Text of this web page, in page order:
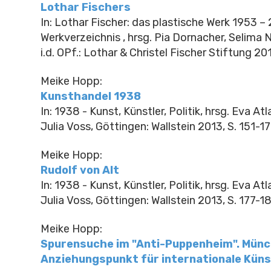
Lothar Fischers
In: Lothar Fischer: das plastische Werk 1953 –
Werkverzeichnis , hrsg. Pia Dornacher, Selima
i.d. OPf.: Lothar & Christel Fischer Stiftung
Meike Hopp:
Kunsthandel 1938
In: 1938 - Kunst, Künstler, Politik, hrsg. Eva
Julia Voss, Göttingen: Wallstein 2013, S. 151-
Meike Hopp:
Rudolf von Alt
In: 1938 - Kunst, Künstler, Politik, hrsg. Eva
Julia Voss, Göttingen: Wallstein 2013, S. 177-
Meike Hopp:
Spurensuche im "Anti-Puppenheim".
Anziehungspunkt für internationale